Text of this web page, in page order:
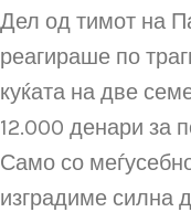
Дел од тимот на
реагираше по
куќата на две
12.000 денари за
Само со
изградиме силна